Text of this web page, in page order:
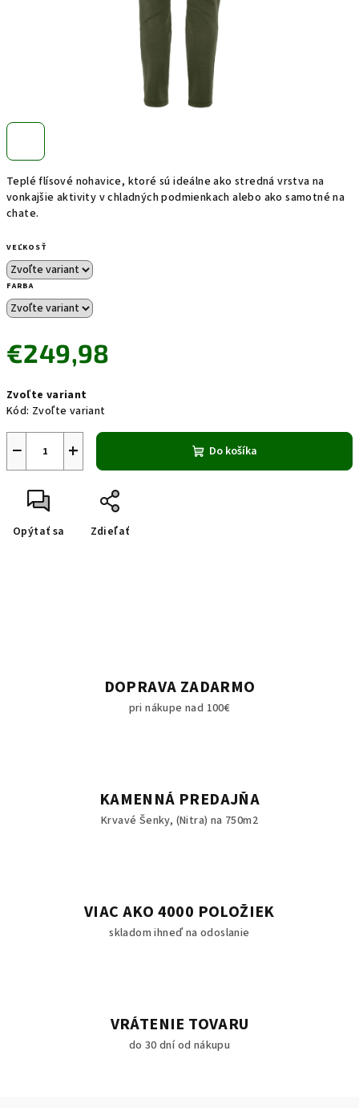
Teplé flísové nohavice, ktoré sú ideálne ako stredná vrstva na
vonkajšie aktivity v chladných podmienkach alebo ako samotné na
chate.
VEĽKOSŤ
FARBA
€249,98
cena:
Zvoľte variant
Kód: Zvoľte variant
+
− Do košíka
Opýtať sa Zdieľať
DOPRAVA ZADARMO
pri nákupe nad 100€
KAMENNÁ PREDAJŇA
Krvavé Šenky, (Nitra) na 750m2
VIAC AKO 4000 POLOŽIEK
skladom ihneď na odoslanie
VRÁTENIE TOVARU
do 30 dní od nákupu